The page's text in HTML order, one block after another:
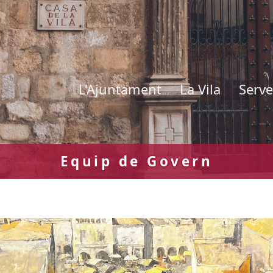
L'Ajuntament La Vila
Equip de Govern